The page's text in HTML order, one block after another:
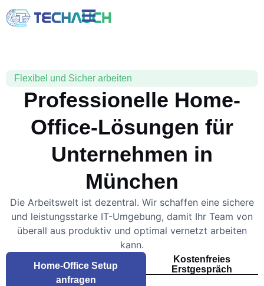
Flexibel und Sicher arbeiten
Professionelle Home-
Office-Lösungen für
Unternehmen in
München
Die Arbeitswelt ist dezentral. Wir schaffen eine sichere
und leistungsstarke IT-Umgebung, damit Ihr Team von
überall aus produktiv und optimal vernetzt arbeiten
kann.
Home-Office Setup
anfragen
Kostenfreies
Erstgespräch